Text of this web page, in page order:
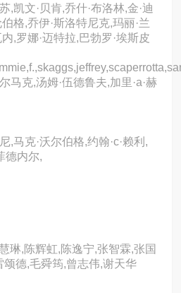
,凯文·贝肯,乔什·布洛林,金·迪
伯格,乔伊·斯洛特尼克,玛丽·兰
,罗娜·迈特拉,巴勃罗·埃斯皮
马克,汤姆·伍德鲁夫,加里·a·赫
,马克·沃尔伯格,约翰·c·赖利,
德内尔,
琳,陈辉虹,陈逸宁,张智霖,张国
颂德,毛舜筠,曾志伟,谢天华